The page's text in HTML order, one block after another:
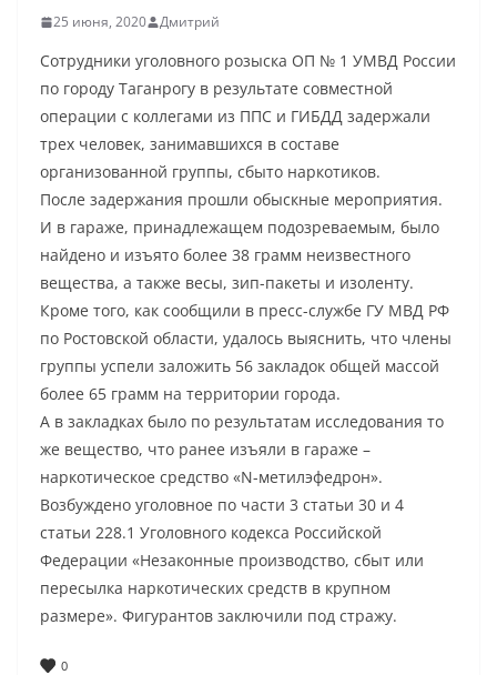
25 июня, 2020 Дмитрий
Сотрудники уголовного розыска ОП № 1 УМВД России
по городу Таганрогу в результате совместной
операции с коллегами из ППС и ГИБДД задержали
трех человек, занимавшихся в составе
организованной группы, сбыто наркотиков.
После задержания прошли обыскные мероприятия.
И в гараже, принадлежащем подозреваемым, было
найдено и изъято более 38 грамм неизвестного
вещества, а также весы, зип-пакеты и изоленту.
Кроме того, как сообщили в пресс-службе ГУ МВД РФ
по Ростовской области, удалось выяснить, что члены
группы успели заложить 56 закладок общей массой
более 65 грамм на территории города.
А в закладках было по результатам исследования то
же вещество, что ранее изъяли в гараже –
наркотическое средство «N-метилэфедрон».
Возбуждено уголовное по части 3 статьи 30 и 4
статьи 228.1 Уголовного кодекса Российской
Федерации «Незаконные производство, сбыт или
пересылка наркотических средств в крупном
размере». Фигурантов заключили под стражу.
0